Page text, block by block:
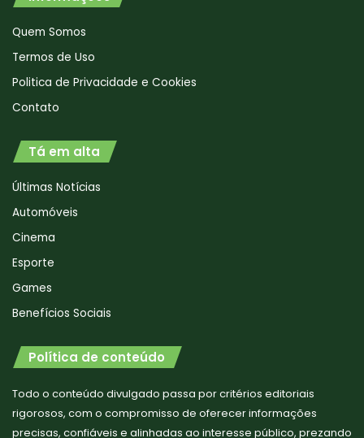
Quem Somos
Termos de Uso
Politica de Privacidade e Cookies
Contato
Tá em alta
Últimas Notícias
Automóveis
Cinema
Esporte
Games
Benefícios Sociais
Política de conteúdo
Todo o conteúdo divulgado passa por critérios editoriais
rigorosos, com o compromisso de oferecer informações
precisas, confiáveis e alinhadas ao interesse público, prezando